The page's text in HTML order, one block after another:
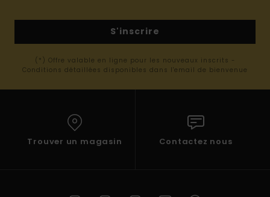
S'inscrire
(*) Offre valable en ligne pour les nouveaux inscrits -
Conditions détaillées disponibles dans l'email de bienvenue
Trouver un magasin Contactez nous